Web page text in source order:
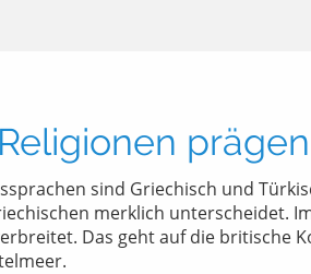
sind Griechisch und
merklich unterscheidet.
Das geht auf die britische